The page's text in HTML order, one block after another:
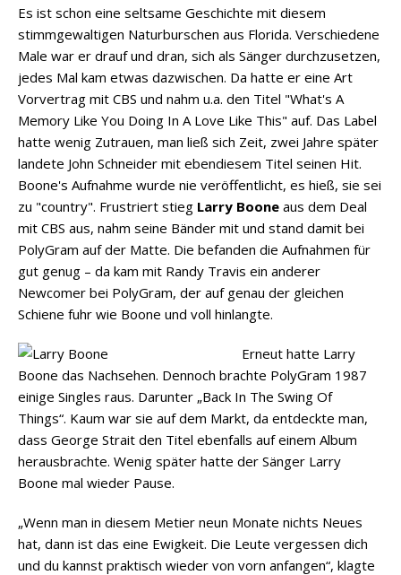
Morgan Wallen, Dolly Parton und Riley Green im
Fokus
Es ist schon eine seltsame Geschichte mit diesem
stimmgewaltigen Naturburschen aus Florida. Verschiedene
Male war er drauf und dran, sich als Sänger durchzusetzen,
jedes Mal kam etwas dazwischen. Da hatte er eine Art
Vorvertrag mit CBS und nahm u.a. den Titel "What's A
Memory Like You Doing In A Love Like This" auf. Das Label
hatte wenig Zutrauen, man ließ sich Zeit, zwei Jahre später
landete John Schneider mit ebendiesem Titel seinen Hit.
Boone's Aufnahme wurde nie veröffentlicht, es hieß, sie sei
zu "country". Frustriert stieg Larry Boone aus dem Deal
mit CBS aus, nahm seine Bänder mit und stand damit bei
PolyGram auf der Matte. Die befanden die Aufnahmen für
gut genug – da kam mit Randy Travis ein anderer
Newcomer bei PolyGram, der auf genau der gleichen
Schiene fuhr wie Boone und voll hinlangte.
Erneut hatte Larry
Boone das Nachsehen. Dennoch brachte PolyGram 1987
einige Singles raus. Darunter „Back In The Swing Of
Things“. Kaum war sie auf dem Markt, da entdeckte man,
dass George Strait den Titel ebenfalls auf einem Album
herausbrachte. Wenig später hatte der Sänger Larry
Boone mal wieder Pause.
„Wenn man in diesem Metier neun Monate nichts Neues
hat, dann ist das eine Ewigkeit. Die Leute vergessen dich
und du kannst praktisch wieder von vorn anfangen“, klagte